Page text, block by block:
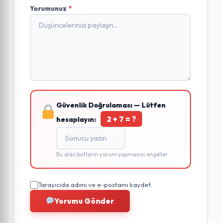
Yorumunuz *
Güvenlik Doğrulaması — Lütfen
hesaplayın:
2 + 7 = ?
Bu alan botların yorum yapmasını engeller.
Tarayıcıda adımı ve e-postamı kaydet.
Yorumu Gönder